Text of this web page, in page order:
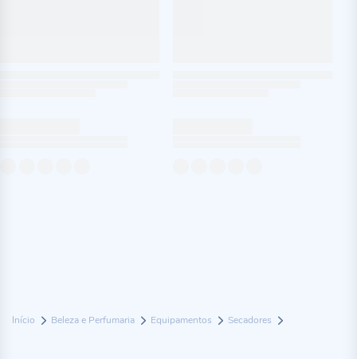
Início Beleza e Perfumaria Equipamentos Secadores